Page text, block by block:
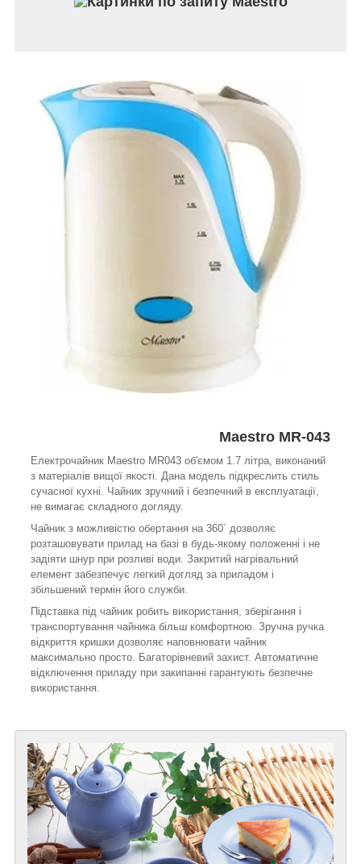
Maestro MR-043
Електрочайник Maestro MR043 об'ємом 1.7 літра, виконаний
з матеріалів вищої якості. Дана модель підкреслить стиль
сучасної кухні. Чайник зручний і безпечний в експлуатації,
не вимагає складного догляду.
Чайник з можливістю обертання на 360` дозволяє
розташовувати прилад на базі в будь-якому положенні і не
задіяти шнур при розливі води. Закритий нагрівальний
елемент забезпечує легкий догляд за приладом і
збільшений термін його служби.
Підставка під чайник робить використання, зберігання і
транспортування чайника більш комфортною. Зручна ручка
відкриття кришки дозволяє наповнювати чайник
максимально просто. Багаторівневий захист. Автоматичне
відключення приладу при закипанні гарантують безпечне
використання.